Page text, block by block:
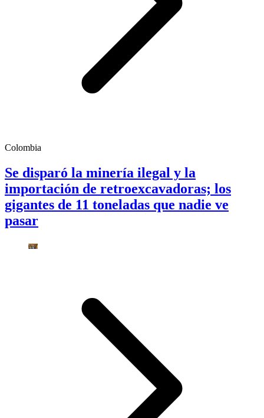
Colombia
Se disparó la minería ilegal y la
importación de retroexcavadoras; los
gigantes de 11 toneladas que nadie ve
pasar